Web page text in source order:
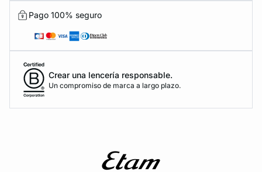
Pago 100% seguro
Crear una lencería responsable.
Un compromiso de marca a largo plazo.